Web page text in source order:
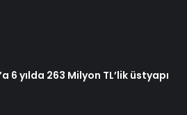
6 yılda 263 Milyon TL’lik üstyapı